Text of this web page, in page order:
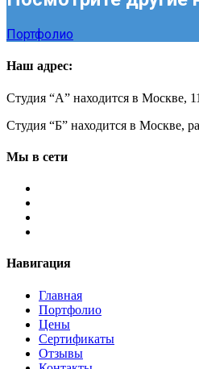
Портфолио
Наш адрес:
Студия “А” находится в Москве,
Студия “Б” находится в Москве,
Мы в сети
Навигация
Главная
Портфолио
Цены
Сертификаты
Отзывы